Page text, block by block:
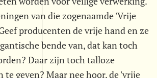
van die zogenaamde 'Vrije
producenten de vrije hand en ze
bende van, dat kan toch
Daar zijn toch talloze
te geven? Maar nee hoor, de 'vrije